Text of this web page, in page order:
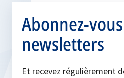
Abonnez-
newsletters
Et recevez régulièrement